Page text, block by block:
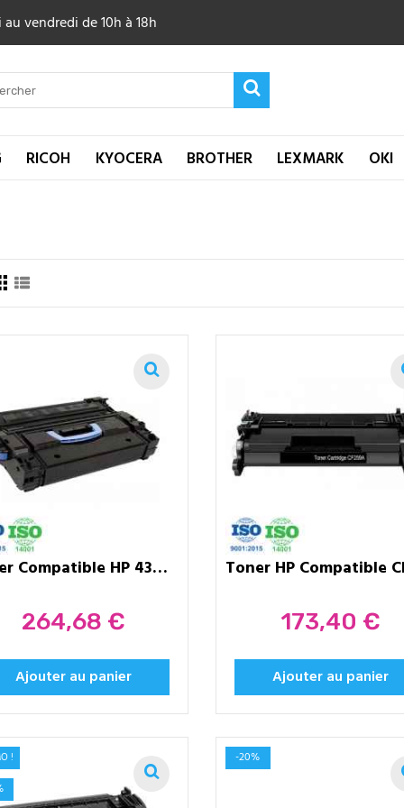
vendredi de 10h à 18h
RICOH KYOCERA BROTHER LEXMARK OKI
Toner Compatible HP 43X (C8543X)...
Prix
264,68 €
Ajouter au panier
Prix
173,40 €
Ajouter au panier
! -20%